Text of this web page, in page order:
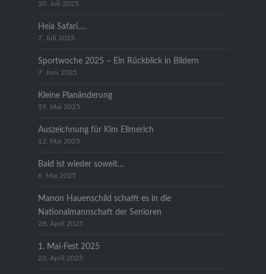
10. Juli 2025
Heia Safari….
7. Juli 2025
Sportwoche 2025 – Ein Rückblick in Bildern
7. Juni 2025
Kleine Planänderung
19. Mai 2025
Auszeichnung für Kim Ellmerich
12. Mai 2025
Bald ist wieder soweit…
6. Mai 2025
Manon Hauenschild schafft es in die
Nationalmannschaft der Senioren
28. April 2025
1. Mai-Fest 2025
22. April 2025